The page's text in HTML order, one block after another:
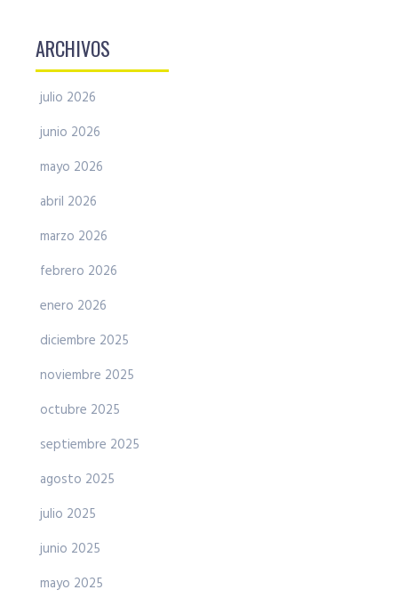
ARCHIVOS
julio 2026
junio 2026
mayo 2026
abril 2026
marzo 2026
febrero 2026
enero 2026
diciembre 2025
noviembre 2025
octubre 2025
septiembre 2025
agosto 2025
julio 2025
junio 2025
mayo 2025